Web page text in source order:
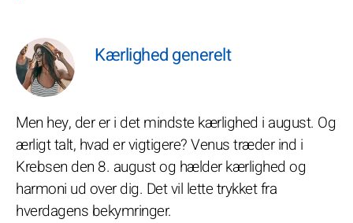
Kærlighed generelt
Men hey, der er i det mindste kærlighed i august. Og
ærligt talt, hvad er vigtigere? Venus træder ind i
Krebsen den 8. august og hælder kærlighed og
harmoni ud over dig. Det vil lette trykket fra
hverdagens bekymringer.